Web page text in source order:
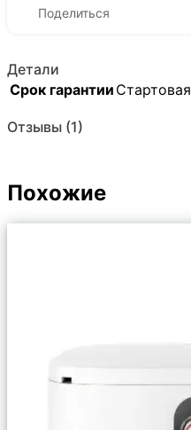
Поделиться
Детали
Срок гарантии Стартовая
Отзывы (1)
Похожие